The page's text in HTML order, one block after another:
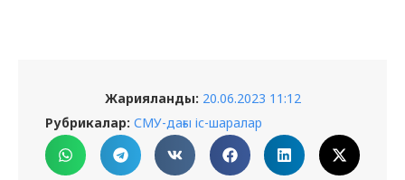
Жарияланды: 20.06.2023 11:12
Рубрикалар: СМУ-дағы іс-шаралар